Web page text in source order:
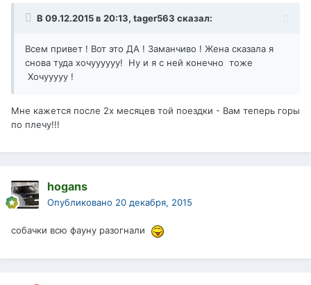
В 09.12.2015 в 20:13, tager563 сказал:
Всем привет ! Вот это ДА ! Заманчиво ! Жена сказала я
снова туда хочуууууу! Ну и я с ней конечно тоже
Хочууууу !
Мне кажется после 2х месяцев той поездки - Вам теперь горы
по плечу!!!
hogans
Опубликовано 20 декабря, 2015
собачки всю фауну разогнали